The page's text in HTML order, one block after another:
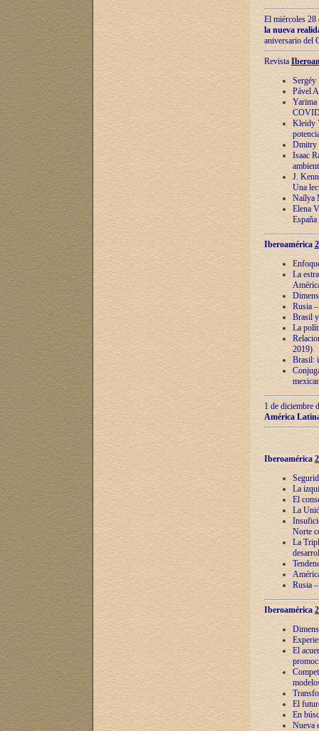
El miércoles 28
la nueva
aniversario del
Revista
Sergéy
Pável
Yarima
Kleidy
Dmitry
Isaac
J.
Una
Naílya
Elena
España
Iberoamérica
La
Rusia
Brasil
La
2019)
Brasil:
1 de diciembre
América
Iberoamérica
La
El
La
Norte
La
Rusia
Iberoamérica
El
El
En
Nueva